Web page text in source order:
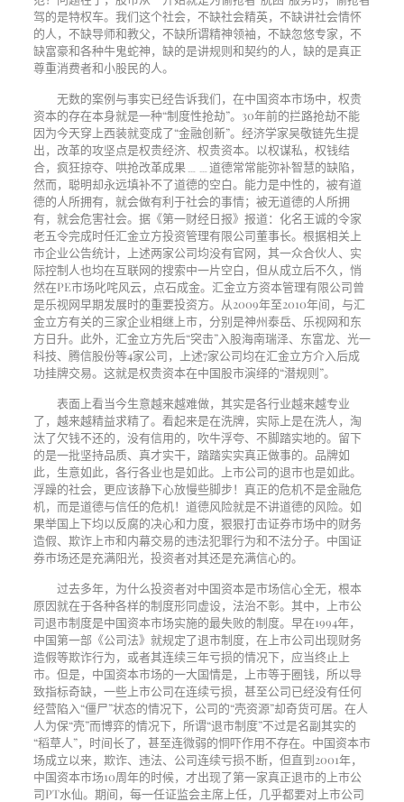
驾的是特权车。我们这个社会，不缺社会精英，不缺讲社会情怀
的人，不缺导师和教父，不缺所谓精神领袖，不缺忽悠专家，不
缺富豪和各种牛鬼蛇神，缺的是讲规则和契约的人，缺的是真正
尊重消费者和小股民的人。
无数的案例与事实已经告诉我们，在中国资本市场中，权贵
资本的存在本身就是一种“制度性抢劫”。 30年前的拦路抢劫不能
因为今天穿上西装就变成了“金融创新”。经济学家吴敬链先生提
出，改革的攻坚点是权贵经济、权贵资本。以权谋私，权钱结
合，疯狂掠夺、哄抢改革成果﹍﹍道德常常能弥补智慧的缺陷，
然而，聪明却永远填补不了道德的空白。能力是中性的，被有道
德的人所拥有，就会做有利于社会的事情；被无道德的人所拥
有，就会危害社会。据《第一财经日报》报道：化名王诚的令家
老五令完成时任汇金立方投资管理有限公司董事长。根据相关上
市企业公告统计，上述两家公司均没有官网，其一众合伙人、实
际控制人也均在互联网的搜索中一片空白，但从成立后不久，悄
然在PE市场叱咤风云，点石成金。汇金立方资本管理有限公司曾
是乐视网早期发展时的重要投资方。从2009年至2010年间，与汇
金立方有关的三家企业相继上市，分别是神州泰岳、乐视网和东
方日升。此外，汇金立方先后“突击”入股海南瑞泽、东富龙、光一
科技、腾信股份等4家公司，上述7家公司均在汇金立方介入后成
功挂牌交易。这就是权贵资本在中国股市演绎的“潜规则”。
表面上看当今生意越来越难做，其实是各行业越来越专业
了，越来越精益求精了。看起来是在洗牌，实际上是在洗人，淘
汰了欠钱不还的，没有信用的，吹牛浮夸、不脚踏实地的。留下
的是一批坚持品质、真才实干，踏踏实实真正做事的。品牌如
此，生意如此，各行各业也是如此。上市公司的退市也是如此。
浮躁的社会，更应该静下心放慢些脚步！真正的危机不是金融危
机，而是道德与信任的危机！道德风险就是不讲道德的风险。如
果举国上下均以反腐的决心和力度，狠狠打击证券市场中的财务
造假、欺诈上市和内幕交易的违法犯罪行为和不法分子。中国证
券市场还是充满阳光，投资者对其还是充满信心的。
过去多年，为什么投资者对中国资本是市场信心全无，根本
原因就在于各种各样的制度形同虚设，法治不彰。其中，上市公
司退市制度是中国资本市场实施的最失败的制度。早在1994年，
中国第一部《公司法》就规定了退市制度，在上市公司出现财务
造假等欺诈行为，或者其连续三年亏损的情况下，应当终止上
市。但是，中国资本市场的一大国情是，上市等于圈钱，所以导
致指标奇缺，一些上市公司在连续亏损，甚至公司已经没有任何
经营陷入“僵尸”状态的情况下，公司的“壳资源”却奇货可居。在人
人为保“壳”而博弈的情况下，所谓“退市制度”不过是名副其实的
“稻草人”，时间长了，甚至连微弱的恫吓作用不存在。中国资本市
场成立以来，欺诈、违法、公司连续亏损不断，但直到2001年，
中国资本市场10周年的时候，才出现了第一家真正退市的上市公
司PT水仙。期间，每一任证监会主席上任，几乎都要对上市公司